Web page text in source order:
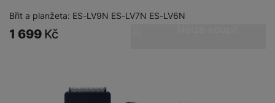
Břit a planžeta: ES-LV9N ES-LV7N ES-LV6N
1 699 Kč